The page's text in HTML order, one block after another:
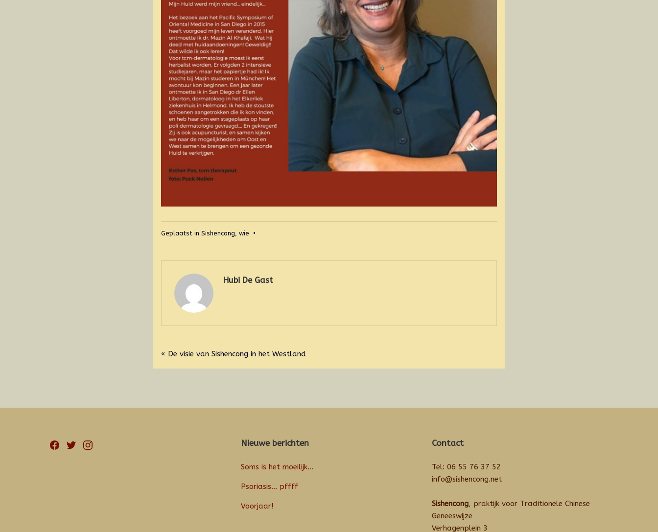
Geplaatst in Sishencong wie •
Hubi De Gast
Bericht
« De visie van Sishencong in het Westland
Facebook
Twitter
Instagram Nieuwe berichten
Soms is het moeilijk…
Psoriasis… pffff
Voorjaar!
Contact
Tel: 06 55 76 37 52
info@sishencong.net
Sishencong, praktijk voor Traditionele Chinese
Geneeswijze
Verhagenplein 3